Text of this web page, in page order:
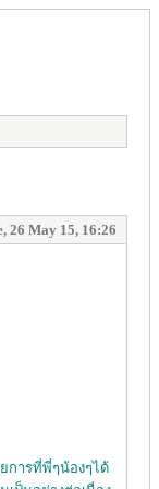
26 May 15, 16:26
การที่พี่ๆน้องๆได้